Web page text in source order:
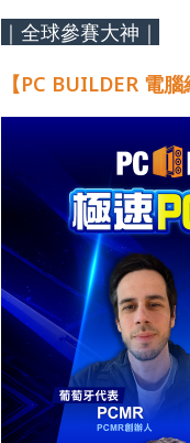
｜全球參賽大神｜
【PC BUILDER 電腦